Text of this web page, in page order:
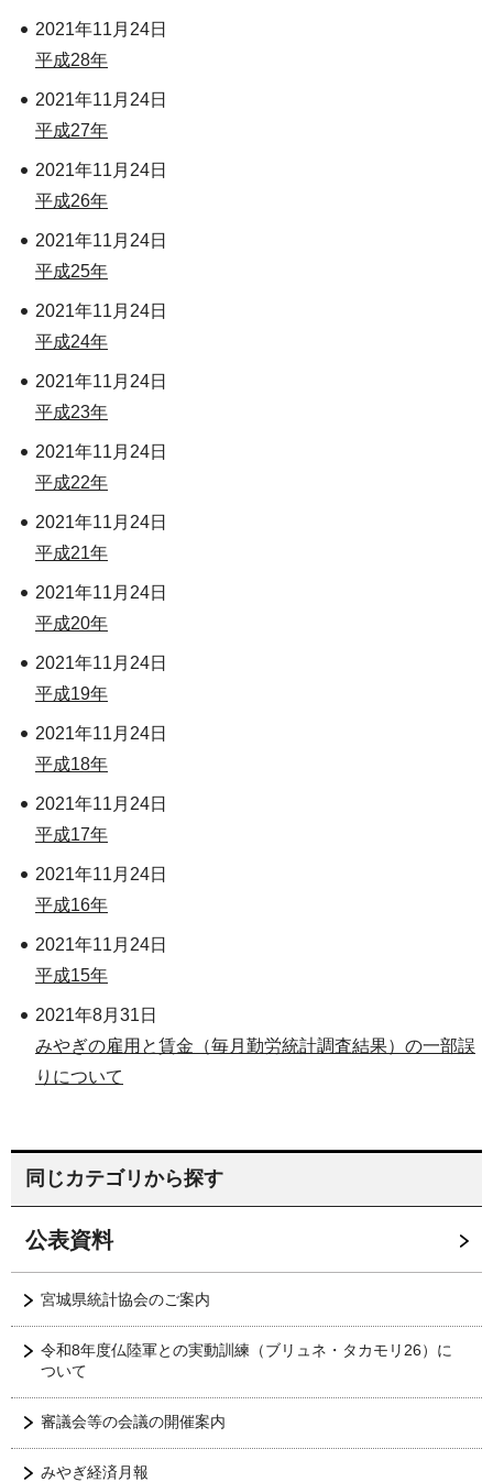
2021年11月24日
平成28年
2021年11月24日
平成27年
2021年11月24日
平成26年
2021年11月24日
平成25年
2021年11月24日
平成24年
2021年11月24日
平成23年
2021年11月24日
平成22年
2021年11月24日
平成21年
2021年11月24日
平成20年
2021年11月24日
平成19年
2021年11月24日
平成18年
2021年11月24日
平成17年
2021年11月24日
平成16年
2021年11月24日
平成15年
2021年8月31日
みやぎの雇用と賃金（毎月勤労統計調査結果）の一部誤
りについて
同じカテゴリから探す
公表資料
宮城県統計協会のご案内
令和8年度仏陸軍との実動訓練（ブリュネ・タカモリ26）に
ついて
審議会等の会議の開催案内
みやぎ経済月報